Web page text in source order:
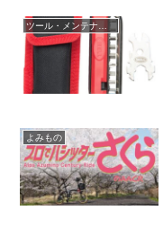
ツール・メンテナンス
よみもの